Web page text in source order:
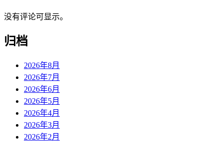
没有评论可显示。
归档
2026年8月
2026年7月
2026年6月
2026年5月
2026年4月
2026年3月
2026年2月